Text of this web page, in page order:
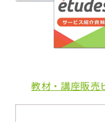
教材・講座販売